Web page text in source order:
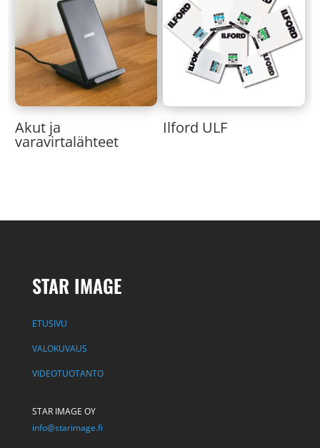
Akut ja
varavirtalähteet
Ilford ULF
STAR IMAGE
ETUSIVU
VALOKUVAUS
VIDEOTUOTANTO
STAR IMAGE OY
info@starimage.fi